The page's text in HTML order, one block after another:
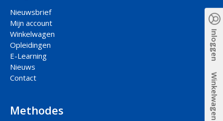
Inloggen
Winkelwagen
Nieuwsbrief
Mijn account
Winkelwagen
Opleidingen
E-Learning
Nieuws
Contact
Methodes